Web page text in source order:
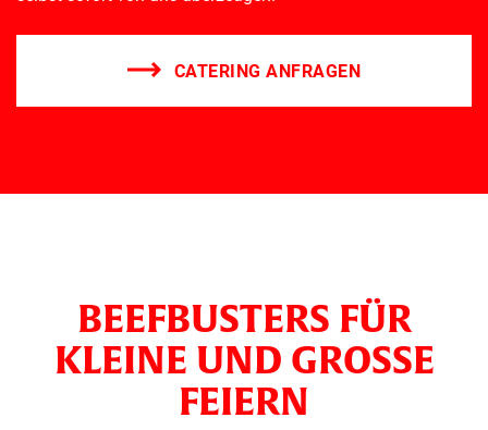
CATERING ANFRAGEN
BEEFBUSTERS FÜR
KLEINE UND GROSSE F
EIERN